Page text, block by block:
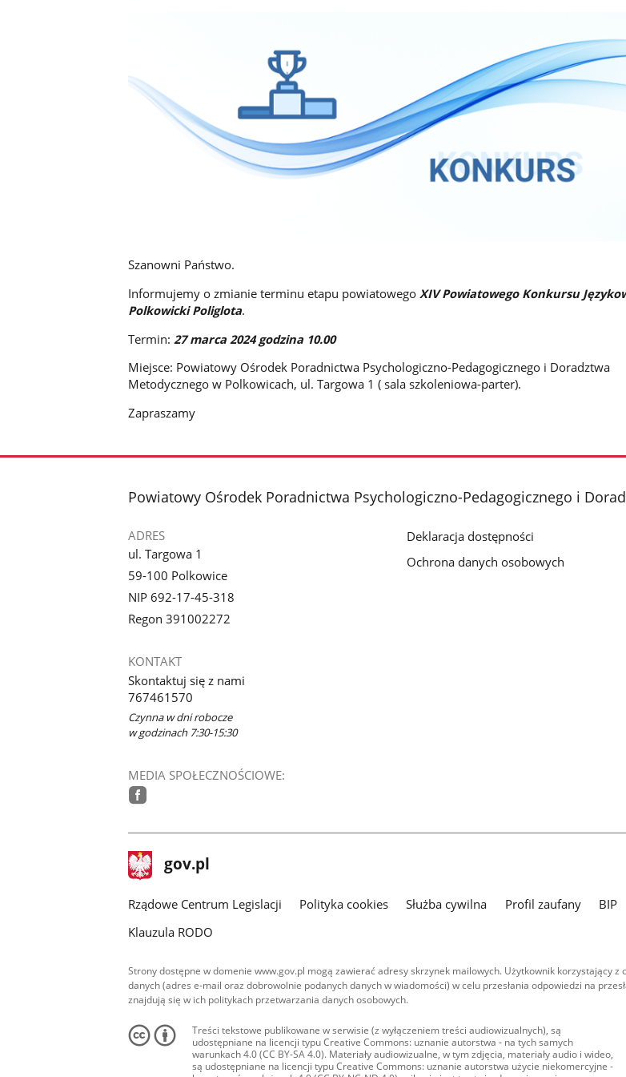
Szanowni Państwo.
Informujemy o zmianie terminu etapu powiatowego XIV Powiatowego Konkursu
Polkowicki Poliglota.
Termin: 27 marca 2024 godzina 10.00
Miejsce: Powiatowy Ośrodek Poradnictwa Psychologiczno-Pedagogicznego i Doradztwa
Metodycznego w Polkowicach, ul. Targowa 1 ( sala szkoleniowa-parter).
Zapraszamy
stopka
Powiatowy Ośrodek Poradnictwa Psychologiczno-Pedagogicznego i
ADRES
ul. Targowa 1
59-100 Polkowice
NIP 692-17-45-318
Regon 391002272
KONTAKT
Skontaktuj się z nami
767461570
Czynna w dni robocze
w godzinach 7:30-15:30
MEDIA SPOŁECZNOŚCIOWE:
Deklaracja dostępności
Ochrona danych osobowych
stopka
gov.pl Strona
gov.pl
Rządowe Centrum Legislacji Polityka cookies Służba cywilna Profil zaufany BIP
Klauzula RODO
Strony dostępne w domenie www.gov.pl mogą zawierać adresy skrzynek mailowych. Użytkownik korzystający
danych (adres e-mail oraz dobrowolnie podanych danych w wiadomości) w celu przesłania odpowiedzi na
znajdują się w ich politykach przetwarzania danych osobowych.
Treści tekstowe publikowane w serwisie (z wyłączeniem treści audiowizualnych), są
udostępniane na licencji typu Creative Commons: uznanie autorstwa - na tych samych
warunkach 4.0 (CC BY-SA 4.0). Materiały audiowizualne, w tym zdjęcia, materiały audio i wideo,
są udostępniane na licencji typu Creative Commons: uznanie autorstwa użycie niekomercyjne -